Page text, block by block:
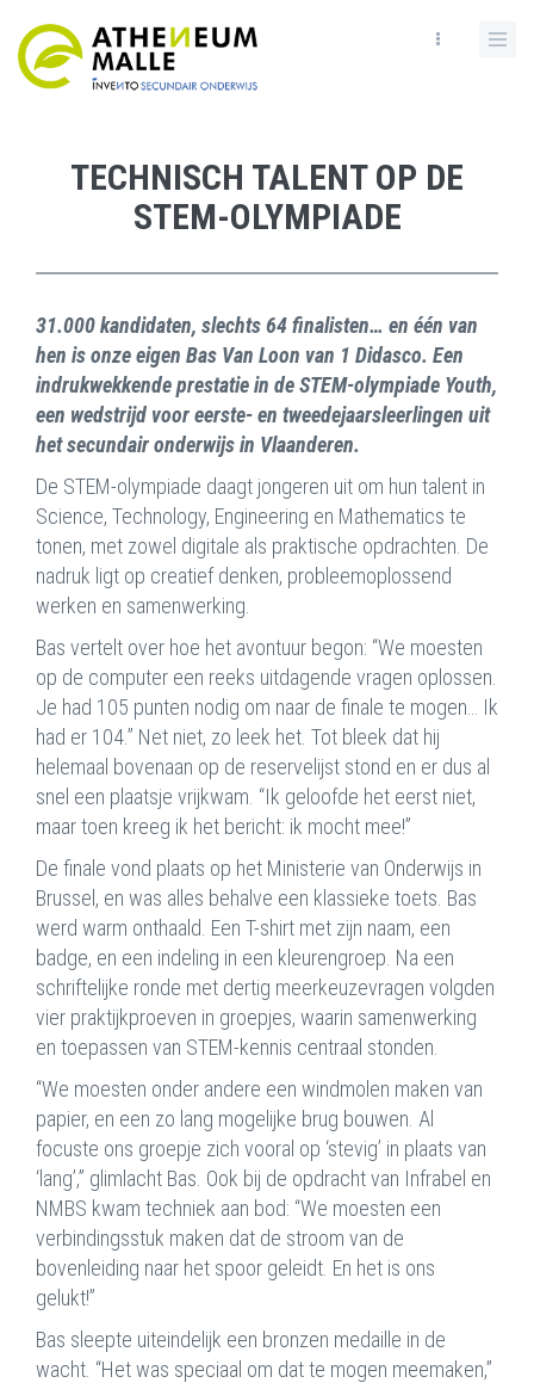
main
TECHNISCH TALENT OP DE
STEM-OLYMPIADE
31.000 kandidaten, slechts 64 finalisten… en één van
hen is onze eigen Bas Van Loon van 1 Didasco. Een
indrukwekkende prestatie in de STEM-olympiade Youth,
een wedstrijd voor eerste- en tweedejaarsleerlingen uit
het secundair onderwijs in Vlaanderen.
De STEM-olympiade daagt jongeren uit om hun talent in
Science, Technology, Engineering en Mathematics te
tonen, met zowel digitale als praktische opdrachten. De
nadruk ligt op creatief denken, probleemoplossend
werken en samenwerking.
Bas vertelt over hoe het avontuur begon: “We moesten
op de computer een reeks uitdagende vragen oplossen.
Je had 105 punten nodig om naar de finale te mogen… Ik
had er 104.” Net niet, zo leek het. Tot bleek dat hij
helemaal bovenaan op de reservelijst stond en er dus al
snel een plaatsje vrijkwam. “Ik geloofde het eerst niet,
maar toen kreeg ik het bericht: ik mocht mee!”
De finale vond plaats op het Ministerie van Onderwijs in
Brussel, en was alles behalve een klassieke toets. Bas
werd warm onthaald. Een T-shirt met zijn naam, een
badge, en een indeling in een kleurengroep. Na een
schriftelijke ronde met dertig meerkeuzevragen volgden
vier praktijkproeven in groepjes, waarin samenwerking
en toepassen van STEM-kennis centraal stonden.
“We moesten onder andere een windmolen maken van
papier, en een zo lang mogelijke brug bouwen. Al
focuste ons groepje zich vooral op ‘stevig’ in plaats van
‘lang’,” glimlacht Bas. Ook bij de opdracht van Infrabel en
NMBS kwam techniek aan bod: “We moesten een
verbindingsstuk maken dat de stroom van de
bovenleiding naar het spoor geleidt. En het is ons
gelukt!”
Bas sleepte uiteindelijk een bronzen medaille in de
wacht. “Het was speciaal om dat te mogen meemaken,”